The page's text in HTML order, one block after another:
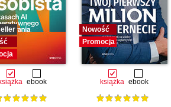
ebook
Nowość
Promocja
książka ebook